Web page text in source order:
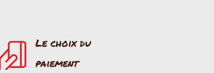
Le choix du
paiement